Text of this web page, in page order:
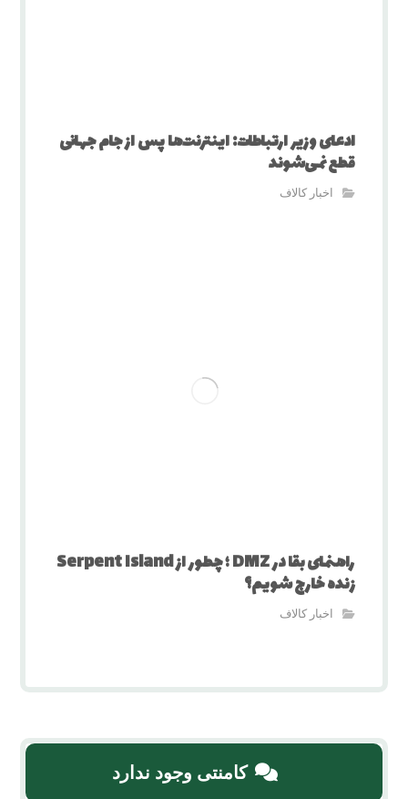
ادعای وزیر ارتباطات: اینترنت‌ها پس از جام جهانی
قطع نمی‌شوند
اخبار کالاف
راهنمای بقا در DMZ ؛ چطور از Serpent Island
زنده خارج شویم؟
اخبار کالاف
کامنتی وجود ندارد